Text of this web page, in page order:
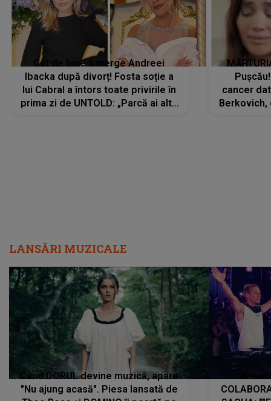
Cât de bine îi merge Andreei
Ibacka după divorț! Fosta soție a
lui Cabral a întors toate privirile în
prima zi de UNTOLD: „Parcă ai altă
cancer
Berkovich,
LANSĂRI MUZICALE
Când DORUL devine muzică, apare
"Nu ajung acasă". Piesa lansată de